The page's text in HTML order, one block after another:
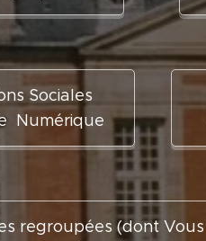
Sociales
Numérique
regroupées (dont